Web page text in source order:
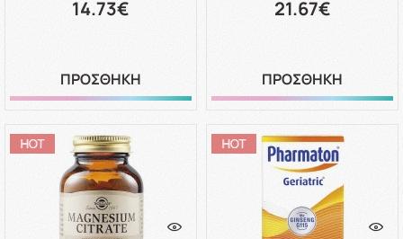
14.73€
ΠΡΟΣΘΗΚΗ
21.67€
ΠΡΟΣΘΗΚΗ